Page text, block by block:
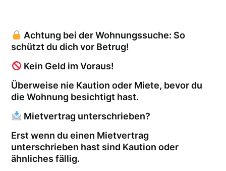
Achtung bei der Wohnungssuche: So
schützt du dich vor Betrug!
Kein Geld im Voraus!
Überweise nie Kaution oder Miete, bevor du
die Wohnung besichtigt hast.
Mietvertrag unterschrieben?
Erst wenn du einen Mietvertrag
unterschrieben hast sind Kaution oder
ähnliches fällig.